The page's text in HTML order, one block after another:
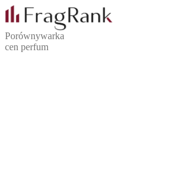
Porównywarka
cen perfum